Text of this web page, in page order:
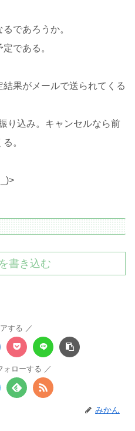
であろうか。
である。
果がメールで送られてくる
り込み。キャンセルなら前
。
書き込む
する
ォローする
みかん